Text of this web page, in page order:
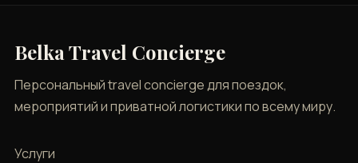
Belka Travel Concierge
Персональный travel concierge для поездок,
мероприятий и приватной логистики по всему миру.
Услуги